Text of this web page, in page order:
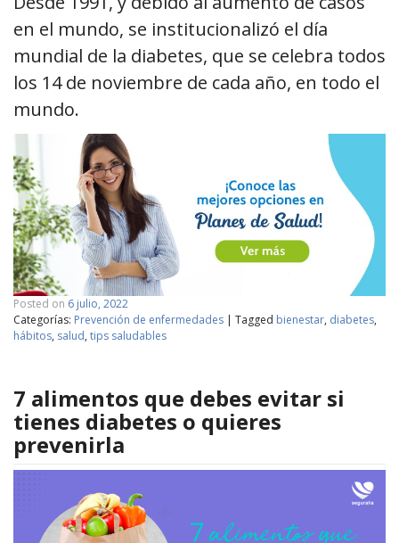
en el mundo, se institucionalizó el día
mundial de la diabetes, que se celebra todos
los 14 de noviembre de cada año, en todo el
mundo.
Posted on 6 julio, 2022
Categorías: Prevención de enfermedades | Tagged bienestar, diabetes,
hábitos, salud, tips saludables
7 alimentos que debes evitar si
tienes diabetes o quieres
prevenirla